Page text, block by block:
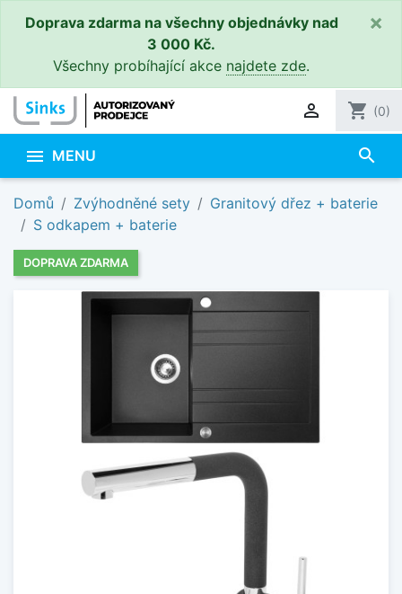
Doprava zdarma na všechny objednávky nad
3 000 Kč.
Všechny probíhající akce najdete zde.
×
 shopping_cart (0)
 MENU search
Domů Zvýhodněné sety
Granitový dřez + baterie
S odkapem + baterie
DOPRAVA ZDARMA